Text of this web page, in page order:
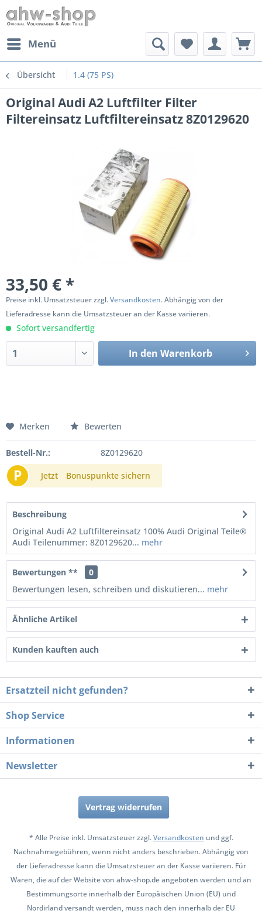
Menü
Übersicht 1.4 (75 PS)
Original Audi A2 Luftfilter Filter
Filtereinsatz Luftfiltereinsatz 8Z0129620
33,50 € *
Preise inkl. Umsatzsteuer zzgl.Versandkosten. Abhängig von der
Lieferadresse kann die Umsatzsteuer an der Kasse variieren.
Sofort versandfertig
In den Warenkorb
Merken Bewerten
Bestell-Nr.: 8Z0129620
P Jetzt Bonuspunkte sichern
Beschreibung
Original Audi A2 Luftfiltereinsatz 100% Audi Original Teile®
Audi Teilenummer: 8Z0129620... mehr
Bewertungen **
0
Bewertungen lesen, schreiben und diskutieren... mehr
Ähnliche Artikel
Kunden kauften auch
Ersatzteil nicht gefunden?
Shop Service
Informationen
Newsletter
Vertrag widerrufen
* Alle Preise inkl. Umsatzsteuer zzgl.Versandkosten und ggf.
Nachnahmegebühren, wenn nicht anders beschrieben. Abhängig von
der Lieferadresse kann die Umsatzsteuer an der Kasse variieren. Für
Waren, die auf der Website von ahw-shop.de angeboten werden und an
Bestimmungsorte innerhalb der Europäischen Union (EU) und
Nordirland versandt werden, muss nach den innerhalb der EU